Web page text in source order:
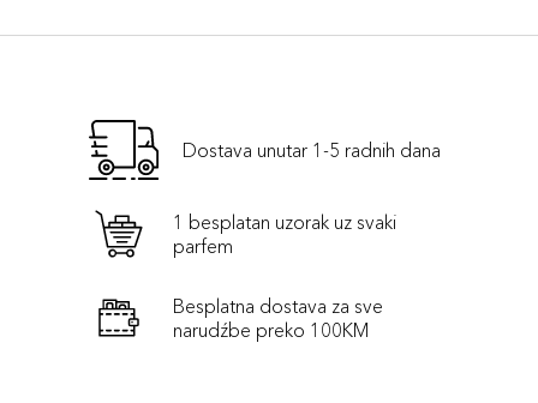
Dostava unutar 1-5 radnih dana
1 besplatan uzorak uz svaki
parfem
Besplatna dostava za sve
narudźbe preko 100KM